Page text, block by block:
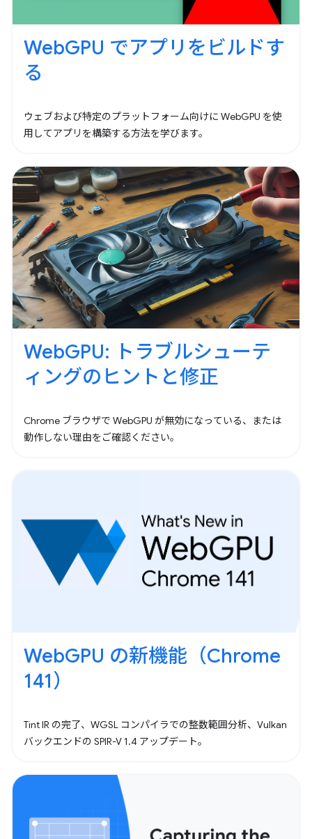
WebGPU でアプリをビルドす
る
ウェブおよび特定のプラットフォーム向けに WebGPU を使
用してアプリを構築する方法を学びます。
WebGPU: トラブルシューテ
ィングのヒントと修正
Chrome ブラウザで WebGPU が無効になっている、または
動作しない理由をご確認ください。
WebGPU の新機能（Chrome
141）
Tint IR の完了、WGSL コンパイラでの整数範囲分析、Vulkan
バックエンドの SPIR-V 1.4 アップデート。